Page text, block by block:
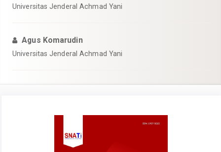
Universitas Jenderal Achmad Yani
Agus Komarudin
Universitas Jenderal Achmad Yani